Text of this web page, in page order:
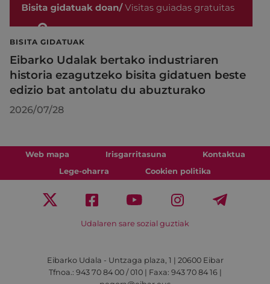
BISITA GIDATUAK
Eibarko Udalak bertako industriaren
historia ezagutzeko bisita gidatuen beste
edizio bat antolatu du abuzturako
2026/07/28
Web mapa Irisgarritasuna
Kontaktua
Lege-oharra
Cookien politika
Udalaren sare sozial guztiak
Eibarko Udala - Untzaga plaza, 1 | 20600 Eibar
Tfnoa.: 943 70 84 00 / 010 | Faxa: 943 70 84 16 |